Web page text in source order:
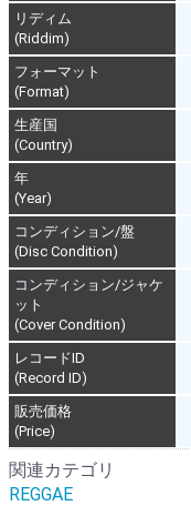
リディム
(Riddim)
フォーマット
(Format)
生産国
(Country)
年
(Year)
コンディション/盤
(Disc Condition)
コンディション/ジャケ
ット
(Cover Condition)
レコードID
(Record ID)
販売価格
(Price)
関連カテゴリ
REGGAE